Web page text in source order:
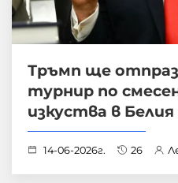
Тръмп ще
турнир по
изкуства в
14-06-2026г. 26